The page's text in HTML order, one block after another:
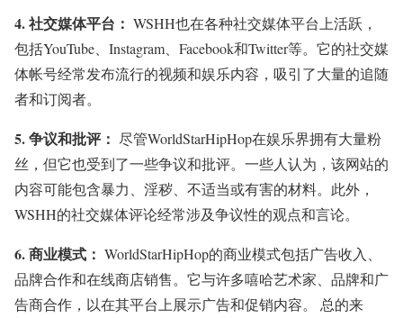
4.社交媒体平台： WSHH也在各种社交媒体平台上活跃，
包括YouTube、Instagram、Facebook和Twitter等。它的社交媒
体帐号经常发布流行的视频和娱乐内容，吸引了大量的追随
者和订阅者。
5.争议和批评： 尽管WorldStarHipHop在娱乐界拥有大量粉
丝，但它也受到了一些争议和批评。一些人认为，该网站的
内容可能包含暴力、淫秽、不适当或有害的材料。此外，
WSHH的社交媒体评论经常涉及争议性的观点和言论。
6.商业模式： WorldStarHipHop的商业模式包括广告收入、
品牌合作和在线商店销售。它与许多嘻哈艺术家、品牌和广
告商合作，以在其平台上展示广告和促销内容。 总的来